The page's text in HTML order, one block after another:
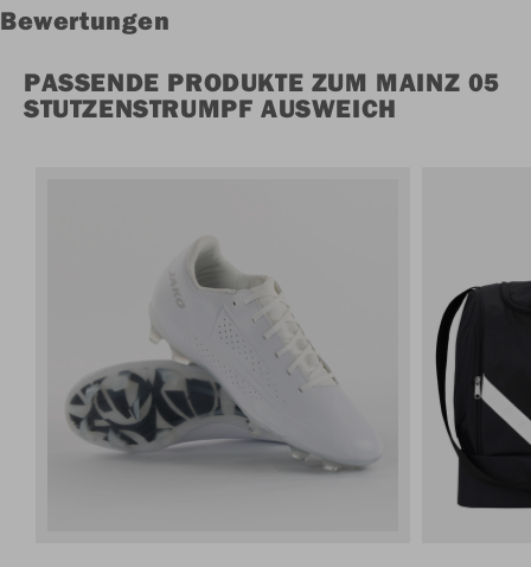
Bewertungen
PASSENDE PRODUKTE ZUM MAINZ 05
STUTZENSTRUMPF AUSWEICH